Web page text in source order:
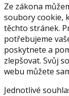
Ze zákona
soubory cookie,
těchto stránek.
potřebujeme
poskytnete a
zlepšovat. Svůj
webu můžete
Jednotlivé